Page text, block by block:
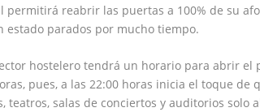
permitirá reabrir las puertas a 100% de su
estado parados por mucho tiempo.
hostelero tendrá un horario para abrir el
pues, a las 22:00 horas inicia el toque
teatros, salas de conciertos y auditorios solo